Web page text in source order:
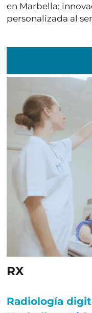
en Marbella:
personalizada al
RX
Radiología